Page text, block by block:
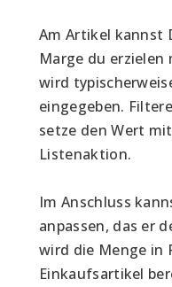
Am Artikel kannst
Marge du erzielen
wird
eingegeben.
setze den Wert
Listenaktion.
Im Anschluss
anpassen, das er
wird die Menge in
Einkaufsartikel